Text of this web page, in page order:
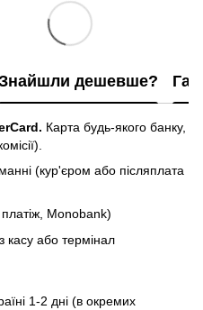
дешевше?
Карта будь-якого банку,
(кур'єром або післяплата
Monobank)
касу або термінал
1-2 дні (в окремих